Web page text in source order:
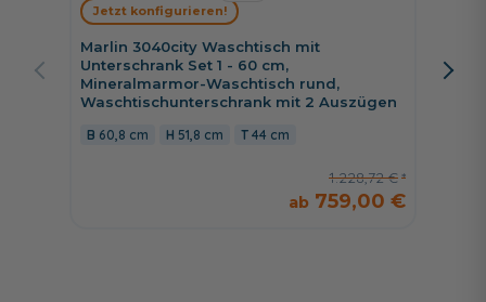
Marlin 3040city Waschtisch mit
Unterschrank Set 1 - 60 cm,
Mineralmarmor-Waschtisch rund,
Waschtischunterschrank mit 2 Auszügen
60,8 cm 51,8 cm 44 cm
1.228,72 €
759,00 €
Jetzt konfigurieren!